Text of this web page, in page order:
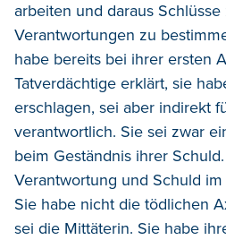
arbeiten und daraus
Verantwortungen zu
habe bereits bei ihrer ersten
Tatverdächtige erklärt, sie
erschlagen, sei aber indirekt
verantwortlich. Sie sei zwar
beim Geständnis ihrer
Verantwortung und Schuld
Sie habe nicht die tödlichen
sei die Mittäterin. Sie habe